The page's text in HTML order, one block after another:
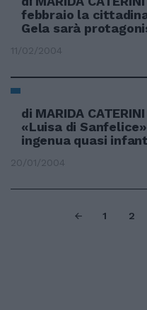
febbraio la
Gela sarà
11/02/2004
di MARIDA
«Luisa di
ingenua quasi
20/01/2004
1 2